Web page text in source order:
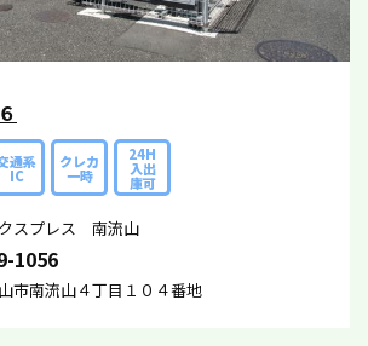
通系
IC
クレカ
一時
24H
入出
庫可
スプレス 南流山
1056
市南流山４丁目１０４番地